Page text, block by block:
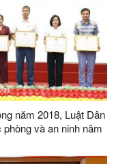
năm 2018, Luật Dân
và an ninh năm